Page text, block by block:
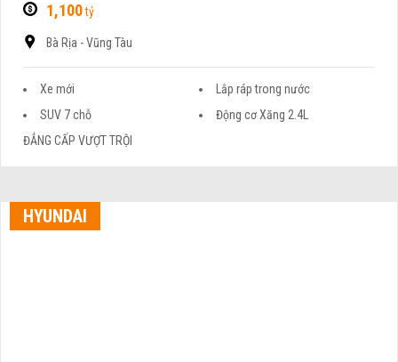
1,100tỷ
Bà Rịa - Vũng Tàu
Xe mới
Lắp ráp trong nước
SUV 7 chỗ
Động cơ Xăng 2.4L
ĐẲNG CẤP VƯỢT TRỘI
HYUNDAI